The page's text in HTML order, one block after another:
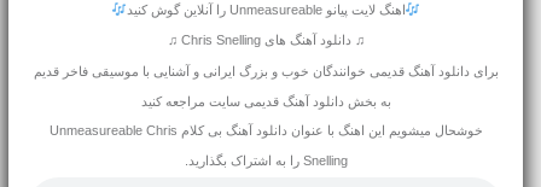
اهنگ لایت پیانو Unmeasureable را آنلاین گوش کنید
♫ دانلود آهنگ های Chris Snelling ♫
برای دانلود آهنگ قدیمی خوانندگان خوب و بزرگ ایرانی و آشنایی با موسیقی فاخر قدیم
به بخش دانلود آهنگ قدیمی سایت مراجعه کنید
خوشحال میشویم این اهنگ با عنوان دانلود آهنگ بی کلام Unmeasureable Chris
Snelling را به اشتراک بگذارید.